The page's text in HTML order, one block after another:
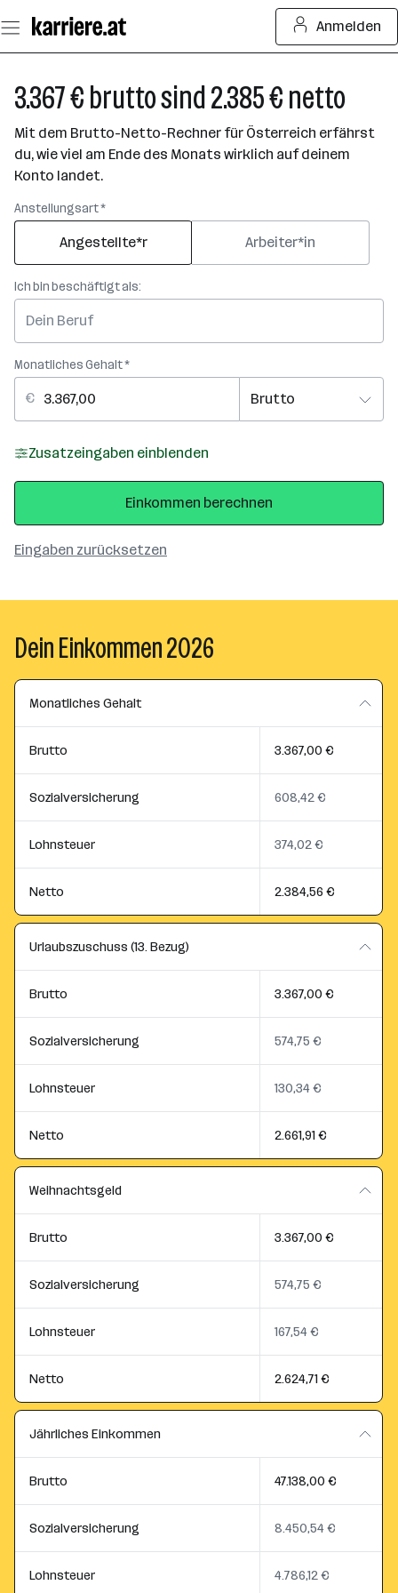
Seiteninhalt
springen
Anmelden
3.367 € brutto sind 2.385 € netto
Mit dem Brutto-Netto-Rechner für Österreich erfährst
du, wie viel am Ende des Monats wirklich auf deinem
Konto landet.
Anstellungsart *
Angestellte*r Arbeiter*in
Ich bin beschäftigt als:
Monatliches Gehalt *
Zusatzeingaben einblenden
Eingaben zurücksetzen
Einkommen berechnen
Dein Einkommen 2026
Monatliches Gehalt
Brutto 3.367,00 €
Sozialversicherung 608,42 €
Lohnsteuer 374,02 €
Netto 2.384,56 €
Urlaubszuschuss (13. Bezug)
Brutto 3.367,00 €
Sozialversicherung 574,75 €
Lohnsteuer 130,34 €
Netto 2.661,91 €
Weihnachtsgeld
Brutto 3.367,00 €
Sozialversicherung 574,75 €
Lohnsteuer 167,54 €
Netto 2.624,71 €
Jährliches Einkommen
Brutto 47.138,00 €
Sozialversicherung 8.450,54 €
Lohnsteuer 4.786,12 €